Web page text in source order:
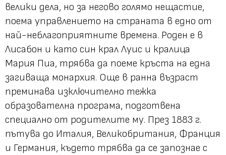
велики дела, но за негово голямо нещастие,
поема управлението на страната в едно от
най-неблагоприятните времена. Роден е в
Лисабон и като син крал Луис и кралица
Мария Пиа, трябва да поеме кръста на една
загиваща монархия. Още в ранна възраст
преминава изключително тежка
образователна програма, подготвена
специално от родителите му. През 1883 г.
пътува до Италия, Великобритания, Франция
и Германия, където трябва да се запознае с